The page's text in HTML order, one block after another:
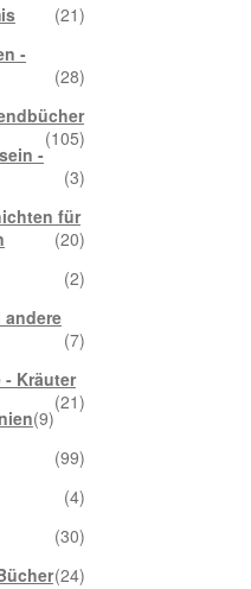
(21)
-
(28)
(105)
-
(3)
für
(20)
(2)
andere
(7)
- Kräuter
(21)
(9)
(99)
(4)
(30)
(24)